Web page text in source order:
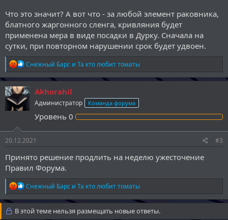
Что это значит? А вот что - за любой элемент раковника,
блатного жаргонного сленга, кривляния будет
применена мера в виде посадки в Дурку. Сначала на
сутки, при повторном нарушении срок будет удвоен.
Р
е
а
к
ц
и
Снежный Барс и Та кто любит томаты
Akhorahil
Администратор Команда форума
Уровень 0
20.12.2021 #3
Принято решение продлить на неделю ужесточение
Правил Форума.
Р
е
а
к
ц
Снежный Барс и Та кто любит томаты
В этой теме нельзя размещать новые ответы.